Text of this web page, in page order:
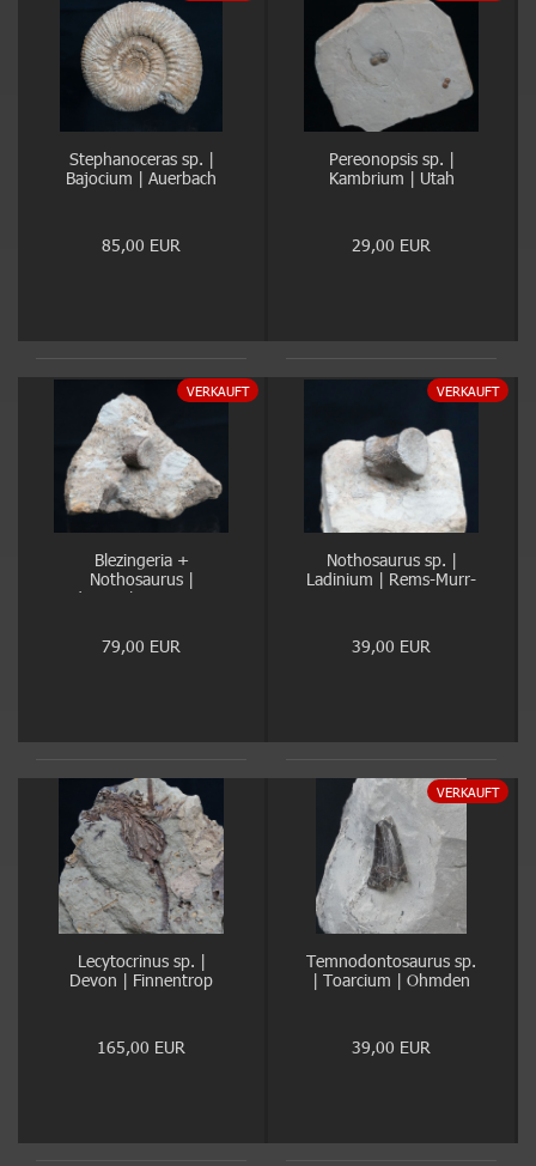
Stephanoceras sp. |
Bajocium | Auerbach
85,00 EUR
Pereonopsis sp. |
Kambrium | Utah
29,00 EUR
VERKAUFT
Blezingeria +
Nothosaurus |
Ladinium | Rems-Murr-
79,00 EUR
VERKAUFT
Nothosaurus sp. |
Ladinium | Rems-Murr-
39,00 EUR
Lecytocrinus sp. |
Devon | Finnentrop
165,00 EUR
VERKAUFT
Temnodontosaurus sp.
| Toarcium | Ohmden
39,00 EUR